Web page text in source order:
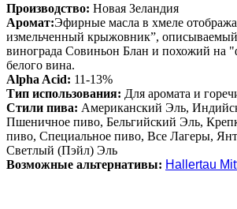
Производство: Новая Зеландия
Аромат:Эфирные масла в хмеле
измельченный крыжовник”,
винограда Совиньон Блан и похожий на
белого вина.
Alpha Acid: 11-13%
Тип использования: Для аромата и
Стили пива: Американский Эль,
Пшеничное пиво, Бельгийский Эль,
пиво, Специальное пиво, Все Лагеры,
Светлый (Пэйл) Эль
Возможные альтернативы: Hallertau